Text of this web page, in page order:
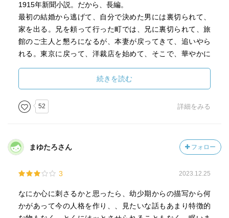
1915年新聞小説。だから、長編。
最初の結婚から逃げて、自分で決めた男には裏切られて、
家を出る。兄を頼って行った町では、兄に裏切られて、旅
館のご主人と懇ろになるが、本妻が戻ってきて、追いやら
れる。東京に戻って、洋裁店を始めて、そこで、華やかに
自然主義の写実文学とのことですが、女性が生きていくに
は大変な時代だったかもしれないが、大変過ぎて読んでも
何がなんだか。
嫌われ松子の一生を思い出しました。
続きを読む
52 詳細をみる
まゆたろさん フォロー
3 2023.12.25
なにか心に刺さるかと思ったら、幼少期からの描写から何
かがあって今の人格を作り、、見たいな話もあまり特徴的